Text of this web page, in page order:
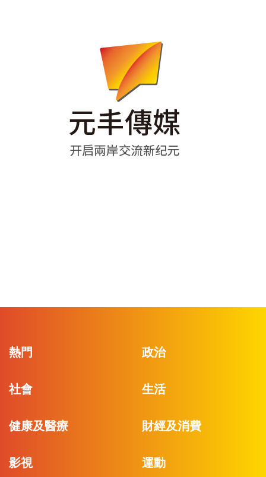
熱門 政治
社會 生活
健康及醫療 財經及消費
影視 運動